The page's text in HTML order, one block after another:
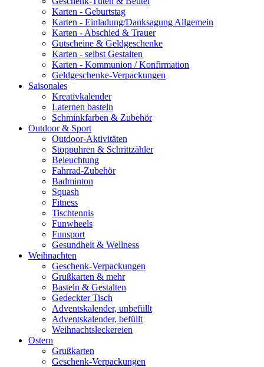
Karten - Geburtstag
Karten - Einladung/Danksagung Allgemein
Karten - Abschied & Trauer
Gutscheine & Geldgeschenke
Karten - selbst Gestalten
Karten - Kommunion / Konfirmation
Geldgeschenke-Verpackungen
Saisonales
Kreativkalender
Laternen basteln
Schminkfarben & Zubehör
Outdoor & Sport
Outdoor-Aktivitäten
Stoppuhren & Schrittzähler
Beleuchtung
Fahrrad-Zubehör
Badminton
Squash
Fitness
Tischtennis
Funwheels
Funsport
Gesundheit & Wellness
Weihnachten
Geschenk-Verpackungen
Grußkarten & mehr
Basteln & Gestalten
Gedeckter Tisch
Adventskalender, unbefüllt
Adventskalender, befüllt
Weihnachtsleckereien
Ostern
Grußkarten
Geschenk-Verpackungen